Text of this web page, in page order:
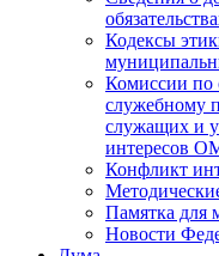
Кодексы
Комиссии по
служебному
служащих и
интересов
Конфликт
Памятка для
Новости